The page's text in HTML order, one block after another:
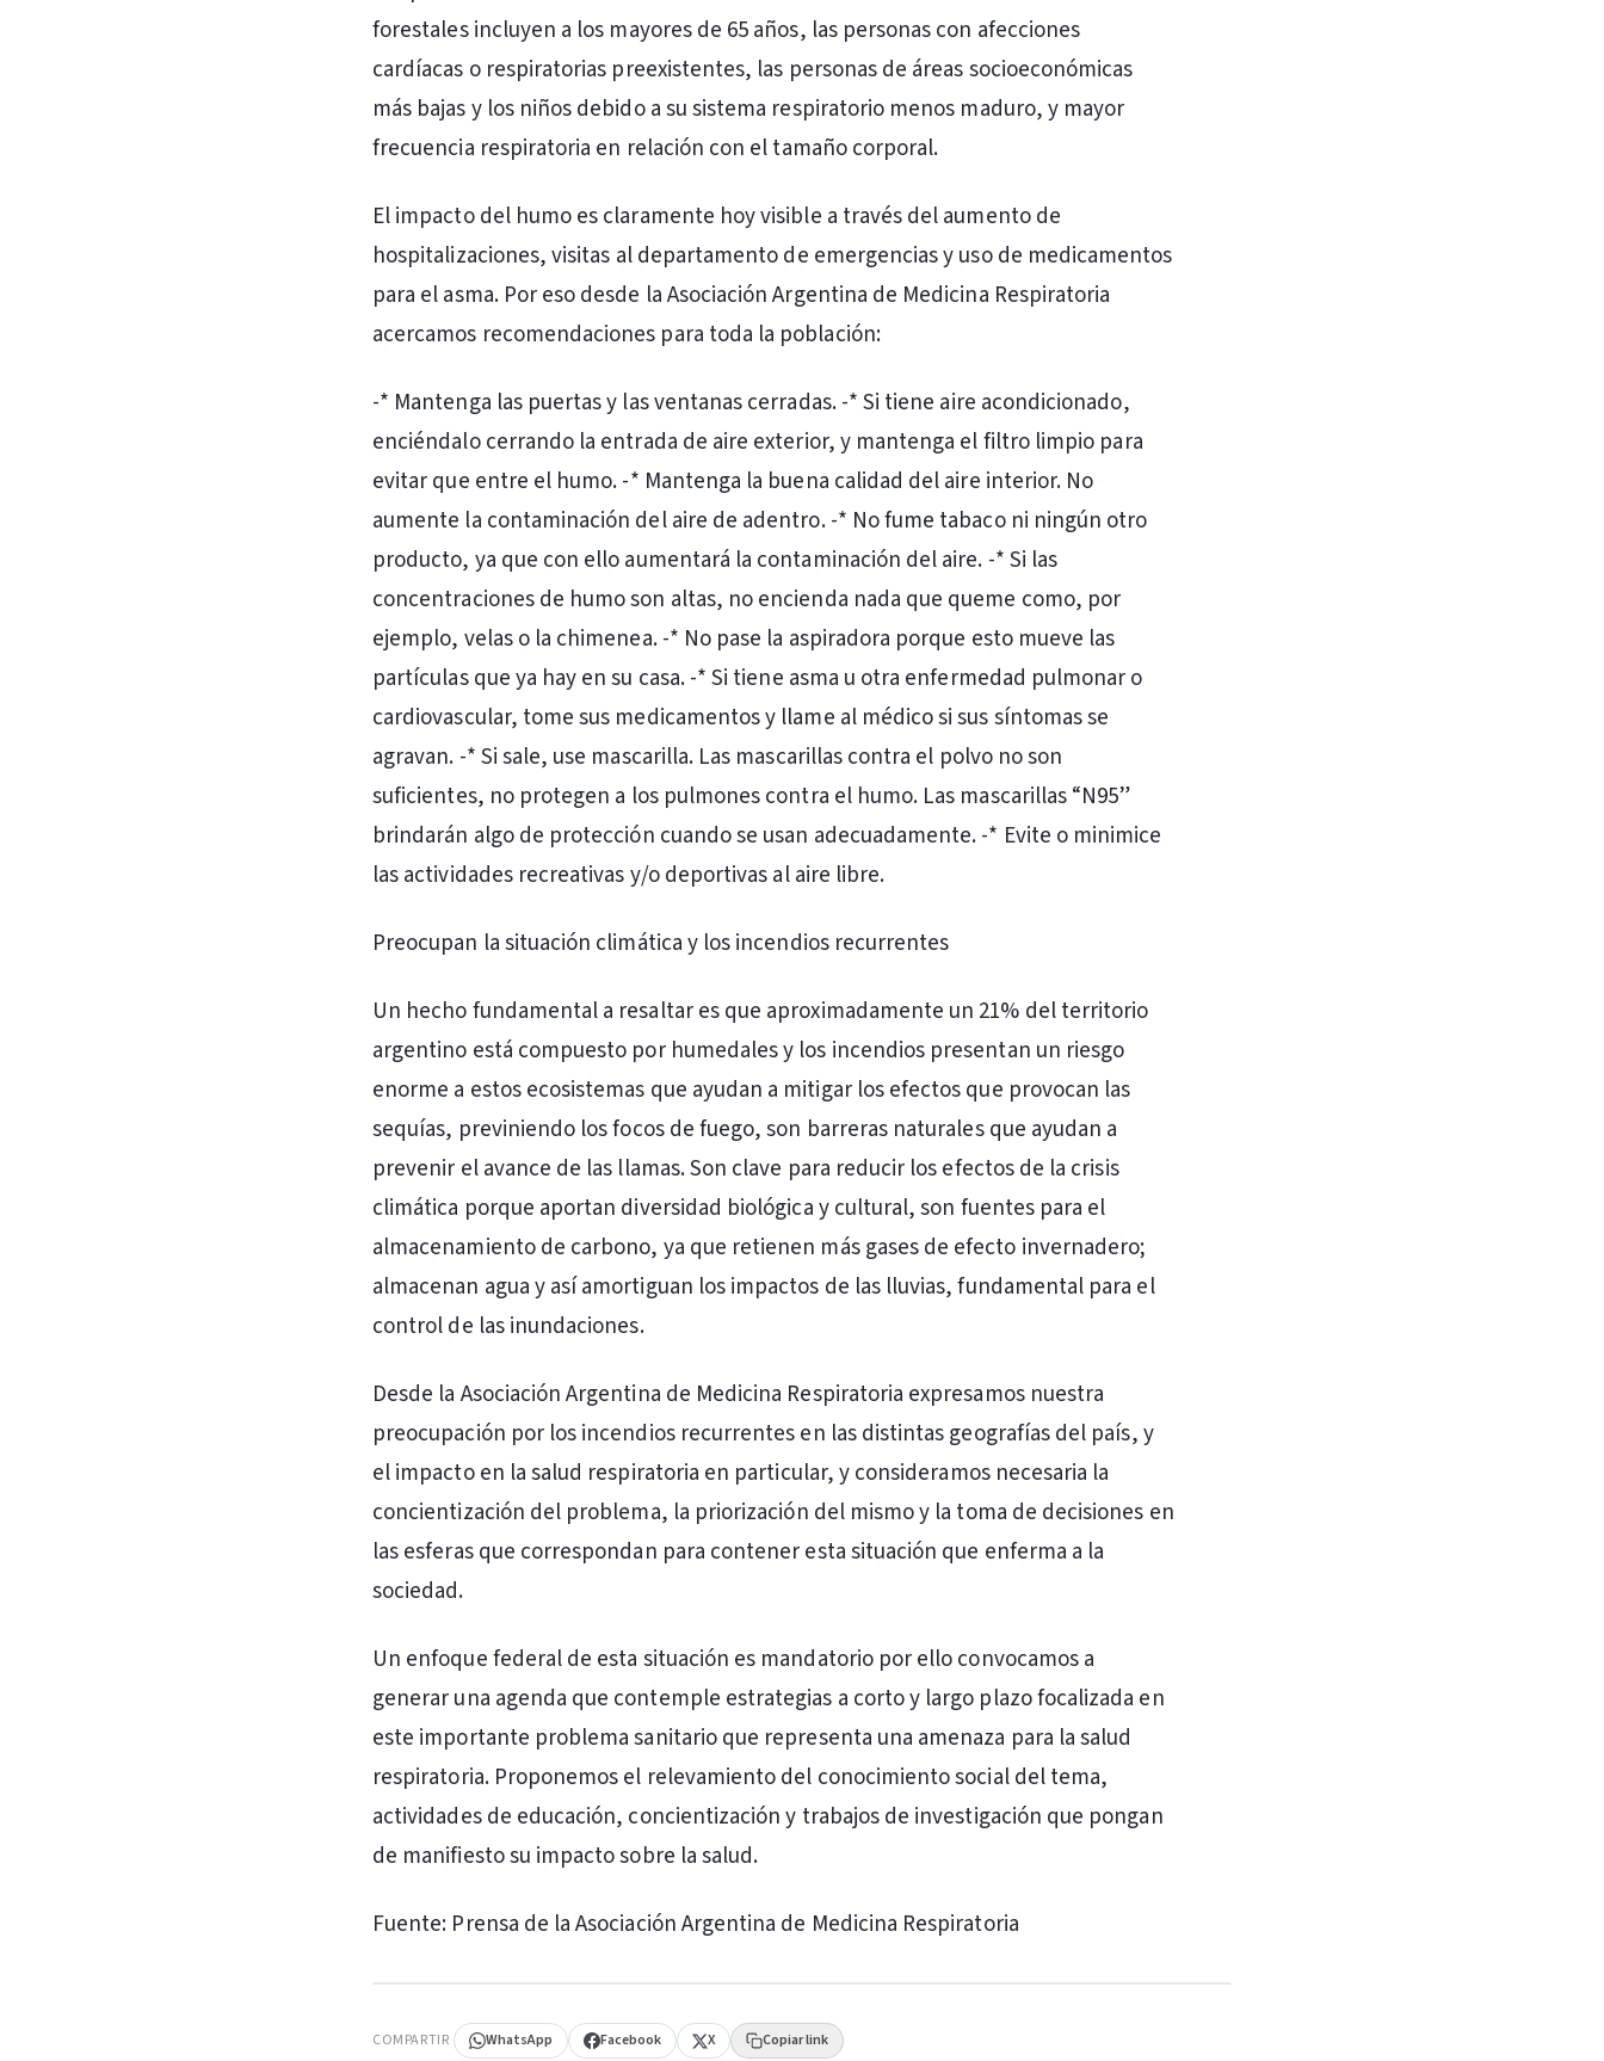
forestales incluyen a los mayores de 65 años, las personas con afecciones
cardíacas o respiratorias preexistentes, las personas de áreas socioeconómicas
más bajas y los niños debido a su sistema respiratorio menos maduro, y mayor
frecuencia respiratoria en relación con el tamaño corporal.
El impacto del humo es claramente hoy visible a través del aumento de
hospitalizaciones, visitas al departamento de emergencias y uso de medicamentos
para el asma. Por eso desde la Asociación Argentina de Medicina Respiratoria
acercamos recomendaciones para toda la población:
-* Mantenga las puertas y las ventanas cerradas. -* Si tiene aire acondicionado,
enciéndalo cerrando la entrada de aire exterior, y mantenga el filtro limpio para
evitar que entre el humo. -* Mantenga la buena calidad del aire interior. No
aumente la contaminación del aire de adentro. -* No fume tabaco ni ningún otro
producto, ya que con ello aumentará la contaminación del aire. -* Si las
concentraciones de humo son altas, no encienda nada que queme como, por
ejemplo, velas o la chimenea. -* No pase la aspiradora porque esto mueve las
partículas que ya hay en su casa. -* Si tiene asma u otra enfermedad pulmonar o
cardiovascular, tome sus medicamentos y llame al médico si sus síntomas se
agravan. -* Si sale, use mascarilla. Las mascarillas contra el polvo no son
suficientes, no protegen a los pulmones contra el humo. Las mascarillas “N95”
brindarán algo de protección cuando se usan adecuadamente. -* Evite o minimice
las actividades recreativas y/o deportivas al aire libre.
Preocupan la situación climática y los incendios recurrentes
Un hecho fundamental a resaltar es que aproximadamente un 21% del territorio
argentino está compuesto por humedales y los incendios presentan un riesgo
enorme a estos ecosistemas que ayudan a mitigar los efectos que provocan las
sequías, previniendo los focos de fuego, son barreras naturales que ayudan a
prevenir el avance de las llamas. Son clave para reducir los efectos de la crisis
climática porque aportan diversidad biológica y cultural, son fuentes para el
almacenamiento de carbono, ya que retienen más gases de efecto invernadero;
almacenan agua y así amortiguan los impactos de las lluvias, fundamental para el
control de las inundaciones.
Desde la Asociación Argentina de Medicina Respiratoria expresamos nuestra
preocupación por los incendios recurrentes en las distintas geografías del país, y
el impacto en la salud respiratoria en particular, y consideramos necesaria la
concientización del problema, la priorización del mismo y la toma de decisiones en
las esferas que correspondan para contener esta situación que enferma a la
sociedad.
Un enfoque federal de esta situación es mandatorio por ello convocamos a
generar una agenda que contemple estrategias a corto y largo plazo focalizada en
este importante problema sanitario que representa una amenaza para la salud
respiratoria. Proponemos el relevamiento del conocimiento social del tema,
actividades de educación, concientización y trabajos de investigación que pongan
de manifiesto su impacto sobre la salud.
Fuente: Prensa de la Asociación Argentina de Medicina Respiratoria
COMPARTIR WhatsApp Facebook X Copiar link